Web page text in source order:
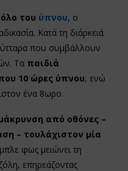
του ύπνου, ο
Κατά τη διάρκειά
που συμβάλλουν
Τα παιδιά
10 ώρες ύπνου, ενώ
ένα 8ωρο.
από οθόνες –
– τουλάχιστον μία
φως μειώνει τη
επηρεάζοντας